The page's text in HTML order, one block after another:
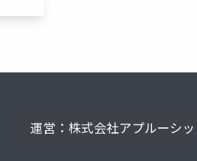
運営：株式会社アプルーシッ